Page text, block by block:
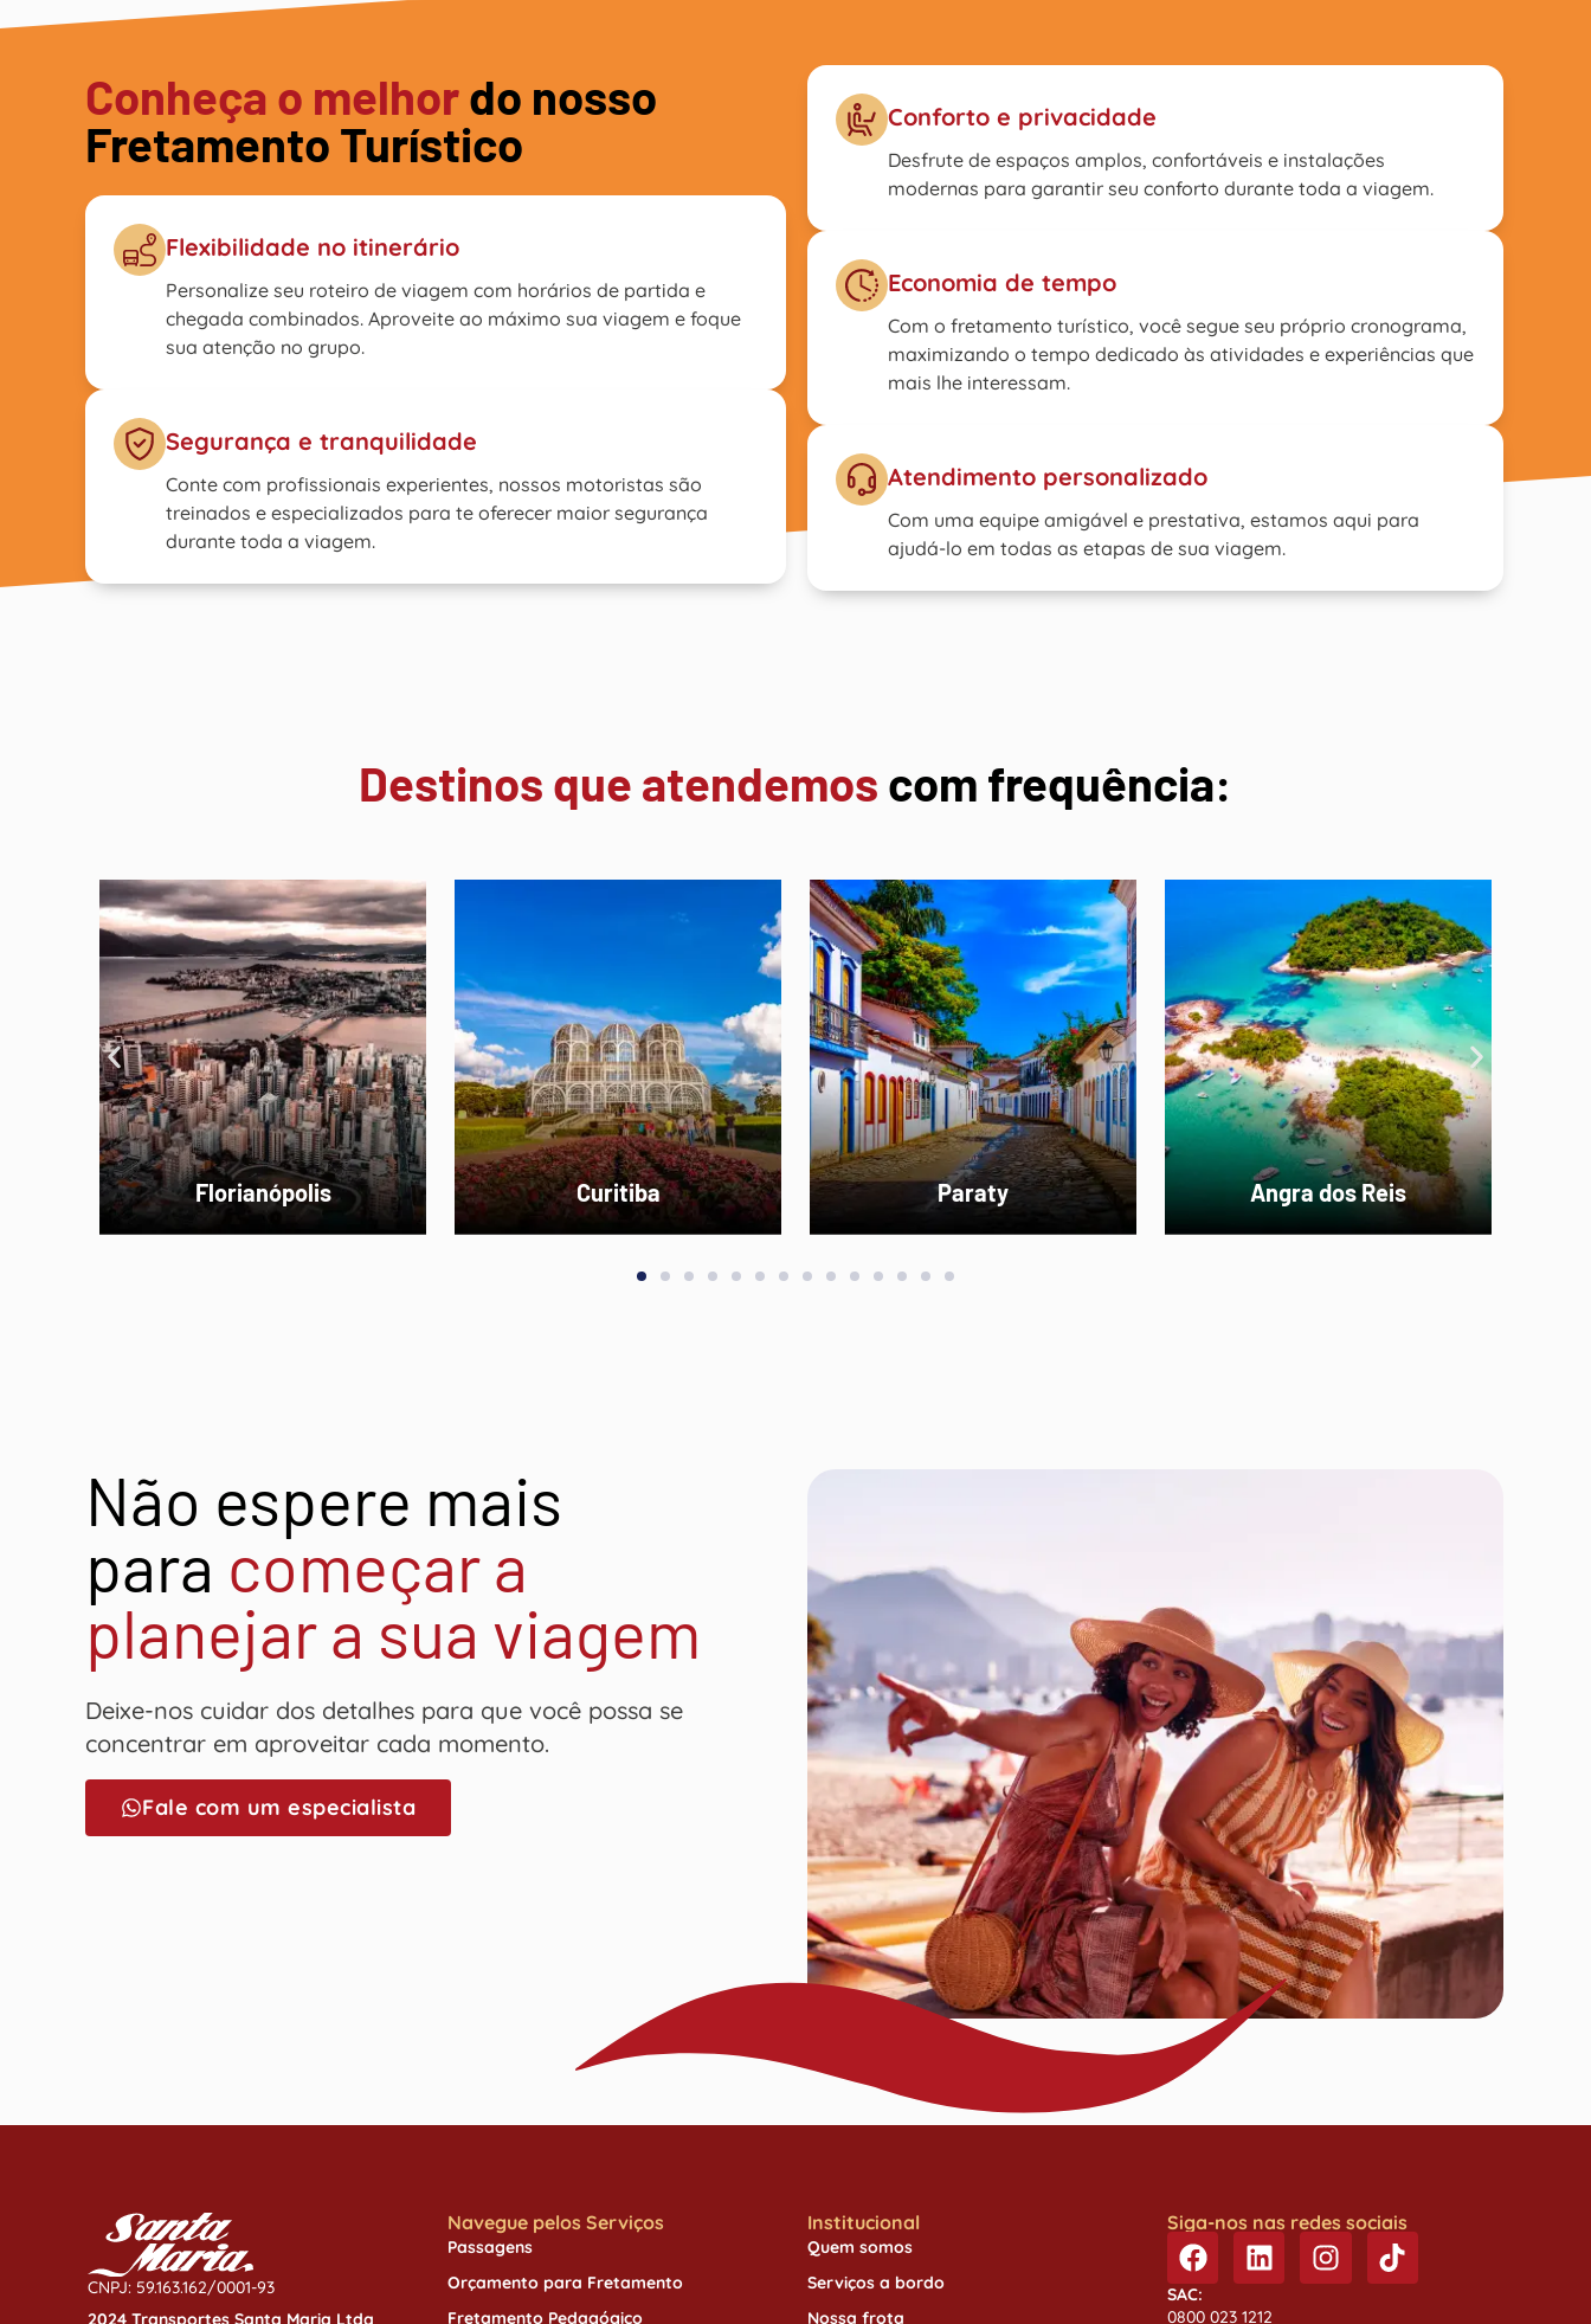
Conheça o melhordo nosso
Fretamento Turístico
Flexibilidade no itinerário
Personalize seu roteiro de viagem com horários de partida e
chegada combinados. Aproveite ao máximo sua viagem e foque
sua atenção no grupo.
Segurança e tranquilidade
Conte com profissionais experientes, nossos motoristas são
treinados e especializados para te oferecer maior segurança
durante toda a viagem.
Conforto e privacidade
Desfrute de espaços amplos, confortáveis e instalações
modernas para garantir seu conforto durante toda a viagem.
Economia de tempo
Com o fretamento turístico, você segue seu próprio cronograma,
maximizando o tempo dedicado às atividades e experiências que
mais lhe interessam.
Atendimento personalizado
Com uma equipe amigável e prestativa, estamos aqui para
ajudá-lo em todas as etapas de sua viagem.
Destinos que atendemos com frequência:
Curitiba Paraty Angra dos Reis Campos do Jordão
Não espere mais
para começar a
planejar a sua viagem
Deixe-nos cuidar dos detalhes para que você possa se
concentrar em aproveitar cada momento.
Fale com um especialista
CNPJ: 59.163.162/0001-93
2024 Transportes Santa Maria Ltda
Navegue pelos Serviços
Passagens
Orçamento para Fretamento
Fretamento Pedagógico
Institucional
Quem somos
Serviços a bordo
Nossa frota
Siga-nos nas redes sociais
SAC:
0800 023 1212